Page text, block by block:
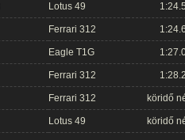
Lotus 49
Ferrari 312
Eagle T1G
Ferrari 312
Ferrari 312 köridő
Lotus 49 köridő